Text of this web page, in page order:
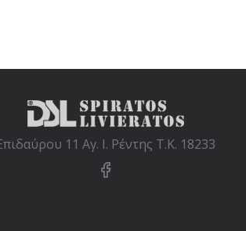
11 Αγ. Ι. Ρέντης Τ.Κ. 18233